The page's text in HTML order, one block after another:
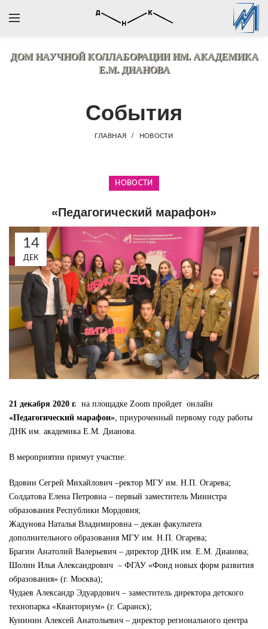
ДОМ НАУЧНОЙ КОЛЛАБОРАЦИИИМ. АКАДЕМИКА
Е.М. ДИАНОВА
События
ГЛАВНАЯ НОВОСТИ
НОВОСТИ
«Педагогический марафон»
14
ДЕК
21 декабря 2020 г. на площадке Zoom пройдет онлайн
«Педагогический марафон», приуроченный первому году работы
ДНК им. академика Е.М. Дианова.
В мероприятии примут участие:
Вдовин Сегрей Михайлович –ректор МГУ им. Н.П. Огарева;
Солдатова Елена Петровна – первый заместитель Министра
образования Республики Мордовия;
Жадунова Наталья Владимировна – декан факультета
дополнительного образования МГУ им. Н.П. Огарева;
Брагин Анатолий Валерьевич – директор ДНК им. Е.М. Дианова;
Шолин Илья Александрович – ФГАУ «Фонд новых форм развития
образования» (г. Москва);
Чудаев Александр Эдуардович – заместитель директора детского
технопарка «Кванториум» (г. Саранск);
Кунинин Алексей Анатольевич – директор регионального центра